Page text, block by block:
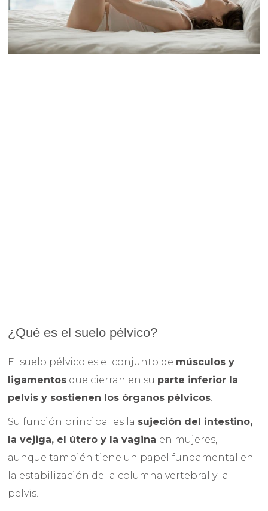
¿Qué es el suelo pélvico?
El suelo pélvico es el conjunto de músculos y
ligamentos que cierran en su parte inferior la
pelvis y sostienen los órganos pélvicos.
Su función principal es la sujeción del intestino,
la vejiga, el útero y la vagina en mujeres,
aunque también tiene un papel fundamental en
la estabilización de la columna vertebral y la
pelvis.